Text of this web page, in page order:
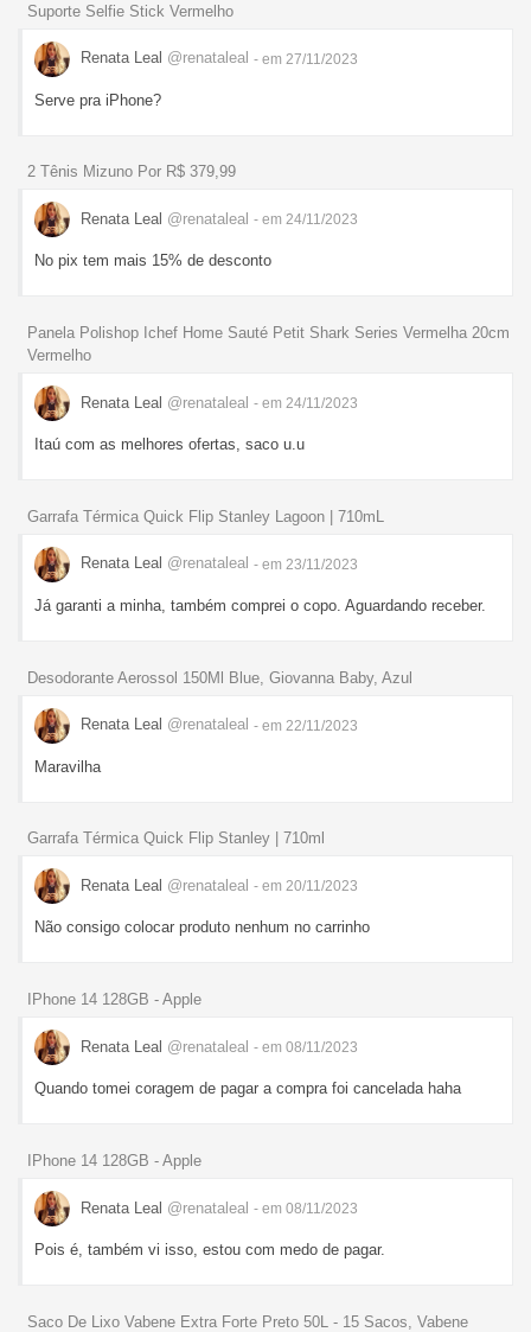
Suporte Selfie Stick Vermelho
Renata Leal @renataleal - em 27/11/2023
Serve pra iPhone?
2 Tênis Mizuno Por R$ 379,99
Renata Leal @renataleal - em 24/11/2023
No pix tem mais 15% de desconto
Panela Polishop Ichef Home Sauté Petit Shark Series Vermelha 20cm
Vermelho
Renata Leal @renataleal - em 24/11/2023
Itaú com as melhores ofertas, saco u.u
Garrafa Térmica Quick Flip Stanley Lagoon | 710mL
Renata Leal @renataleal - em 23/11/2023
Já garanti a minha, também comprei o copo. Aguardando receber.
Desodorante Aerossol 150Ml Blue, Giovanna Baby, Azul
Renata Leal @renataleal - em 22/11/2023
Maravilha
Garrafa Térmica Quick Flip Stanley | 710ml
Renata Leal @renataleal - em 20/11/2023
Não consigo colocar produto nenhum no carrinho
IPhone 14 128GB - Apple
Renata Leal @renataleal - em 08/11/2023
Quando tomei coragem de pagar a compra foi cancelada haha
IPhone 14 128GB - Apple
Renata Leal @renataleal - em 08/11/2023
Pois é, também vi isso, estou com medo de pagar.
Saco De Lixo Vabene Extra Forte Preto 50L - 15 Sacos, Vabene